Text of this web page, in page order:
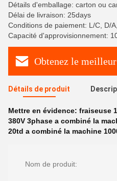
Détails d'emballage: carton ou
Délai de livraison: 25days
Conditions de paiement: L/C, D/
Capacité d'approvisionnement:
Obtenez le
Détails de produit
Mettre en évidence: fraiseuse
380V 3phase a combiné la
20td a combiné la machine
Nom de produit: